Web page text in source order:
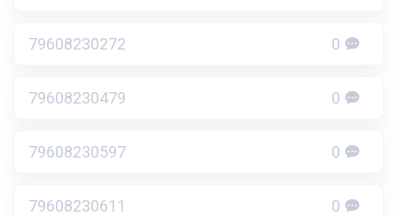
79608230272 0
79608230479 0
79608230597 0
79608230611 0